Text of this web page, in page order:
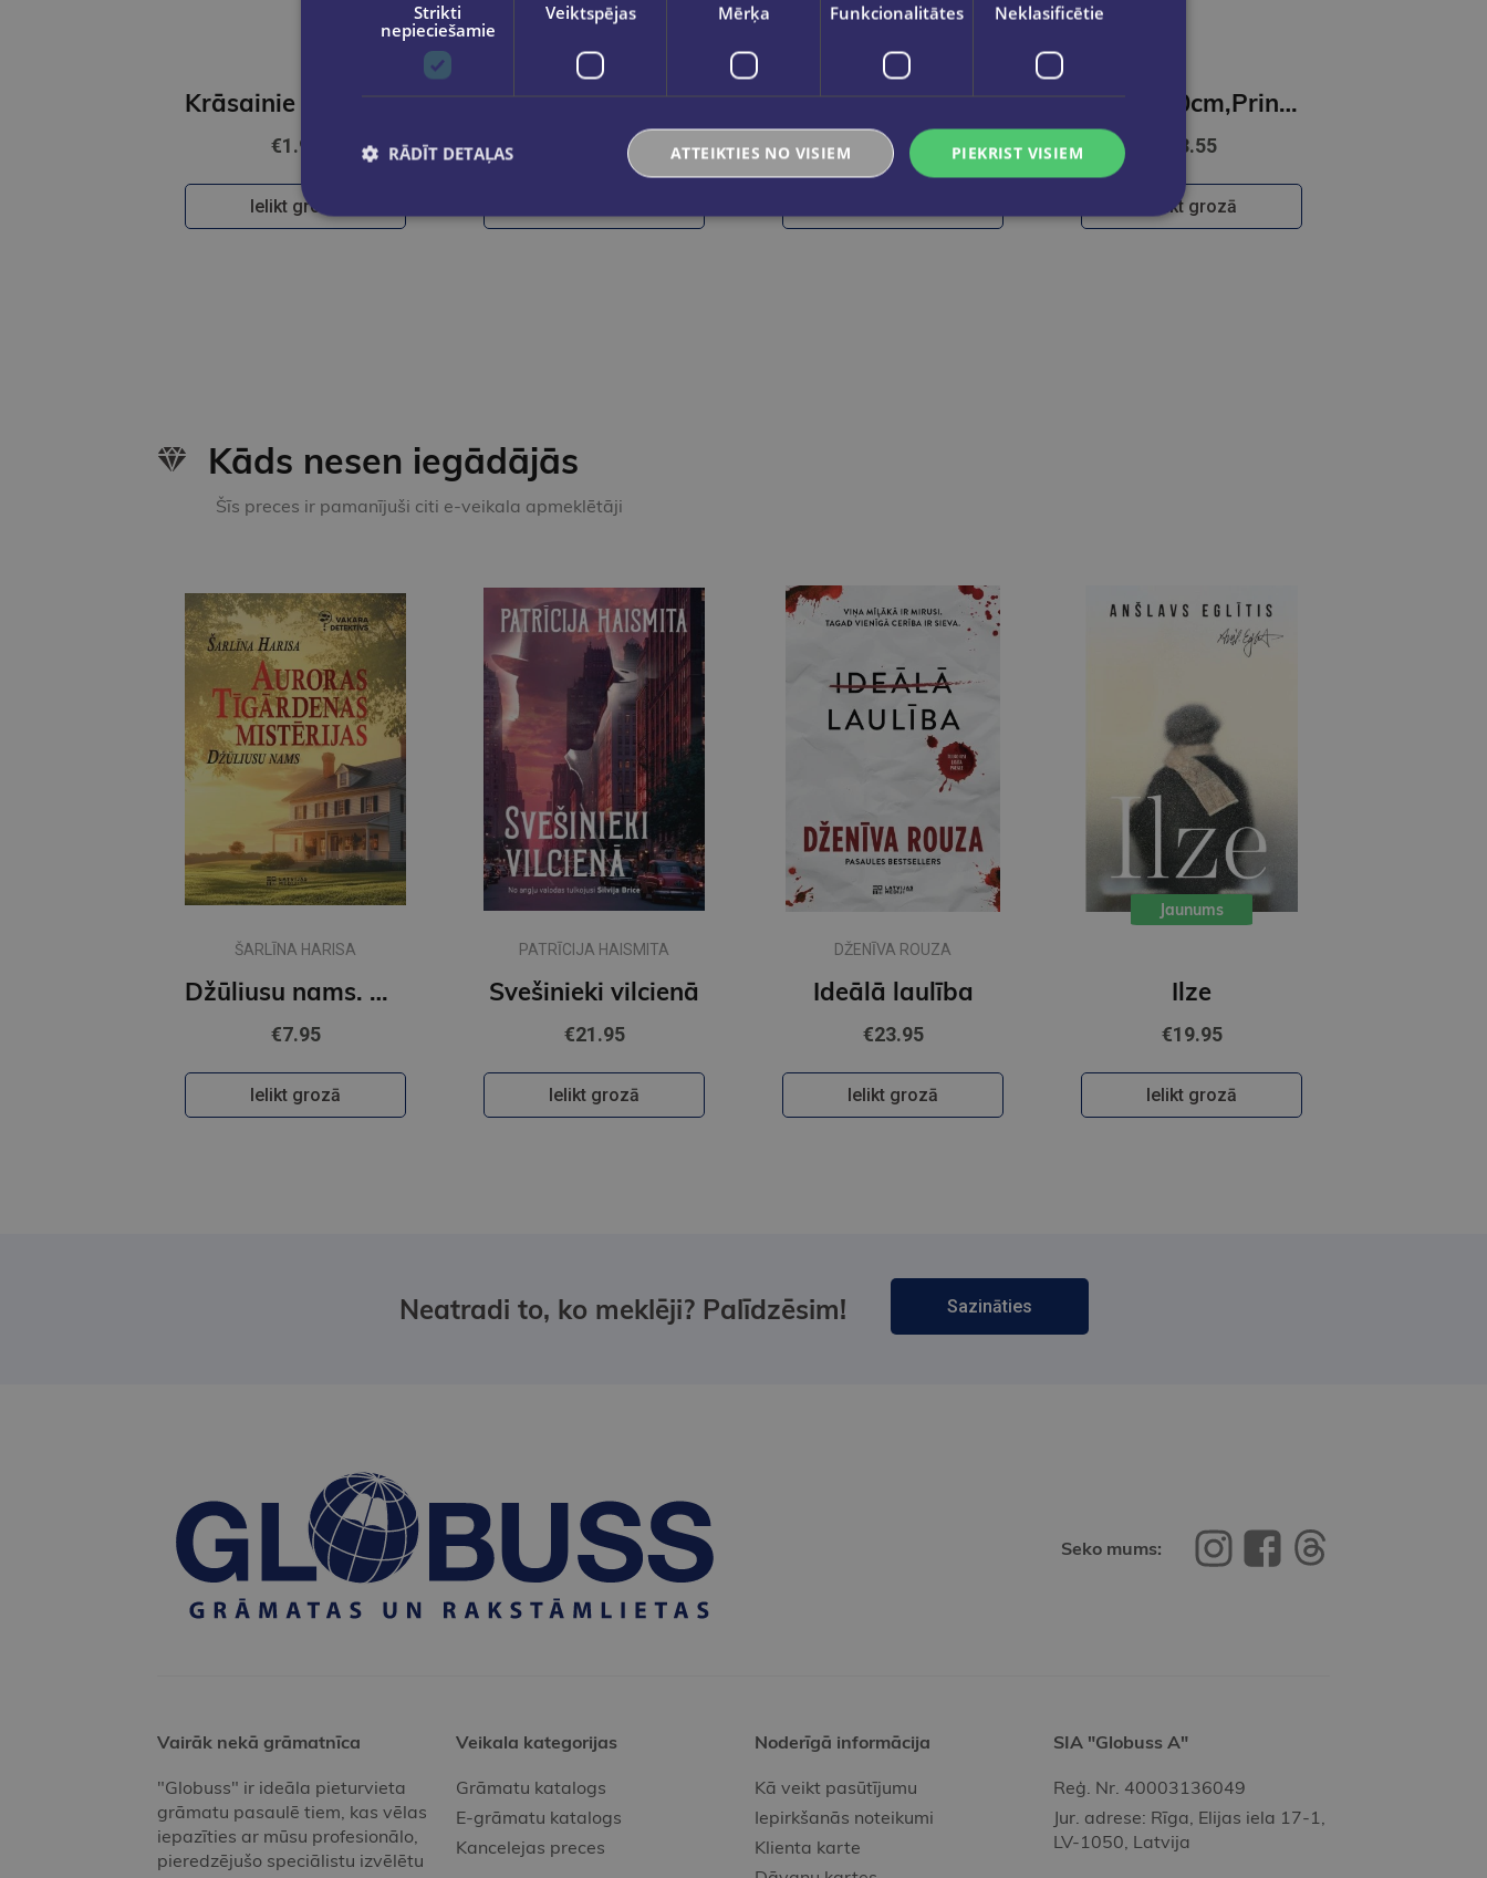
€1.95
Ielikt grozā
Pēdējais eks.
€3.55
Baloni 30cm,Princes 6gab.
€3.55
Ielikt grozā
Kāds nesen iegādājās
Šīs preces ir pamanījuši citi e-veikala apmeklētāji
ŠARLĪNA HARISA
Džūliusu nams. Auroras Tīgārdenas mistērijas
€7.95
Ielikt grozā
PATRĪCIJA HAISMITA
Svešinieki vilcienā
€21.95
Ielikt grozā
DŽENĪVA ROUZA
Ideālā laulība
€23.95
Ielikt grozā
Jaunums
Ilze
€19.95
Ielikt grozā
Neatradi to, ko meklēji? Palīdzēsim! Sazināties
Seko mums:
Vairāk nekā grāmatnīca
"Globuss" ir ideāla pieturvieta
grāmatu pasaulē tiem, kas vēlas
iepazīties ar mūsu profesionālo,
pieredzējušo speciālistu izvēlētu
Veikala kategorijas
Grāmatu katalogs
E-grāmatu katalogs
Kancelejas preces
Noderīgā informācija
Kā veikt pasūtījumu
Iepirkšanās noteikumi
Klienta karte
SIA "Globuss A"
Reģ. Nr. 40003136049
Jur. adrese: Rīga, Elijas iela 17-1,
LV-1050, Latvija
Strikti
nepieciešamie
Veiktspējas Mērķa Funkcionalitātes Neklasificētie
PIEKRIST VISIEM
ATTEIKTIES NO VISIEM
RĀDĪT DETAĻAS